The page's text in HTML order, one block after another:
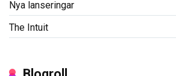
Nya lanseringar
The Intuit